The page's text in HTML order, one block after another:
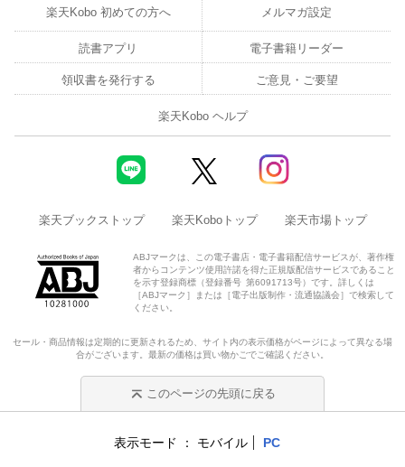
楽天Kobo 初めての方へ メルマガ設定
読書アプリ 電子書籍リーダー
領収書を発行する ご意見・ご要望
楽天Kobo ヘルプ
楽天ブックストップ 楽天Koboトップ 楽天市場トップ
ABJマークは、この電子書店・電子書籍配信サービスが、著作権
者からコンテンツ使用許諾を得た正規版配信サービスであること
を示す登録商標（登録番号 第6091713号）です。詳しくは
［ABJマーク］または［電子出版制作・流通協議会］で検索して
ください。
セール・商品情報は定期的に更新されるため、サイト内の表示価格がページによって異なる場
合がございます。最新の価格は買い物かごでご確認ください。
このページの先頭に戻る
表示モード モバイル PC